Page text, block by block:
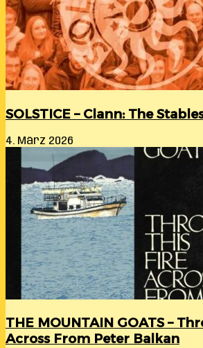
SOLSTICE – Clann: The
4. März 2026
THE MOUNTAIN GOATS –
Across From Peter Balkan